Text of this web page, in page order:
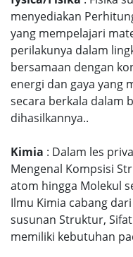
menyediakan
yang mempelajari
perilakunya dalam
bersamaan dengan
energi dan gaya yang
secara berkala dalam
dihasilkannya..
Kimia : Dalam les
Mengenal Kompsisi
atom hingga Molekul
Ilmu Kimia cabang
susunan Struktur,
memiliki kebutuhan